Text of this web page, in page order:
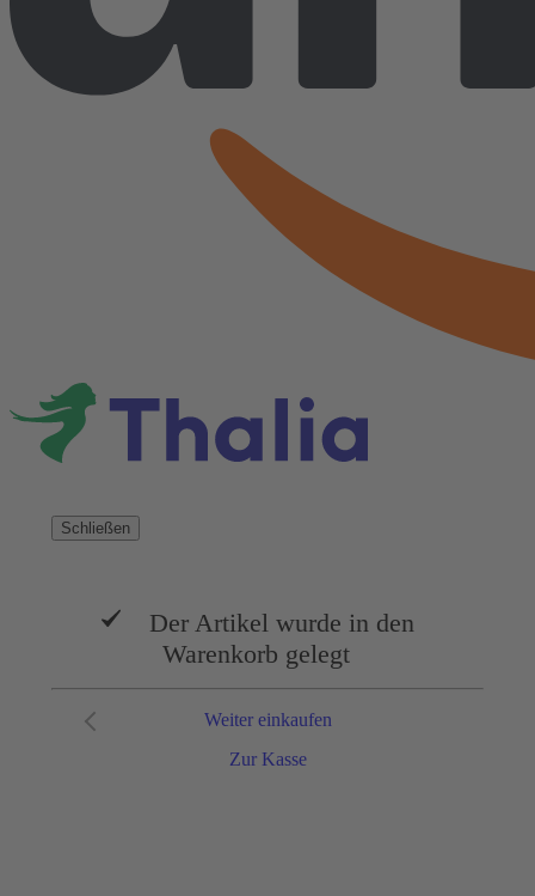
Schließen
Der Artikel wurde in den
Warenkorb gelegt
Zur Kasse
Weiter einkaufen